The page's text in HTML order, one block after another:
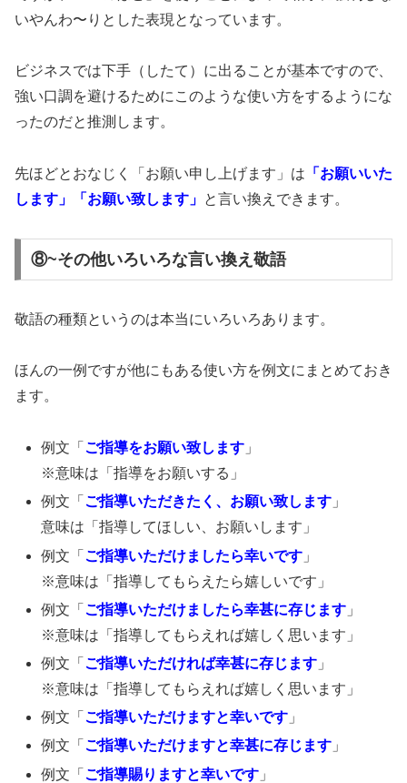
いやんわ〜りとした表現となっています。
ビジネスでは下手（したて）に出ることが基本ですので、
強い口調を避けるためにこのような使い方をするようにな
ったのだと推測します。
先ほどとおなじく「お願い申し上げます」は 「お願いいた
します」「お願い致します」 と言い換えできます。
⑧~その他いろいろな言い換え敬語
敬語の種類というのは本当にいろいろあります。
ほんの一例ですが他にもある使い方を例文にまとめておき
ます。
例文「 ご指導をお願い致します 」
※意味は「指導をお願いする」
例文「 ご指導いただきたく、お願い致します 」
意味は「指導してほしい、お願いします」
例文「 ご指導いただけましたら幸いです 」
※意味は「指導してもらえたら嬉しいです」
例文「 ご指導いただけましたら幸甚に存じます 」
※意味は「指導してもらえれば嬉しく思います」
例文「 ご指導いただければ幸甚に存じます 」
※意味は「指導してもらえれば嬉しく思います」
例文「 ご指導いただけますと幸いです 」
例文「 ご指導いただけますと幸甚に存じます 」
例文「 ご指導賜りますと幸いです 」